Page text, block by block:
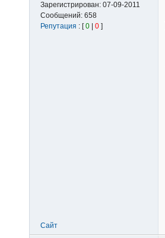
Зарегистрирован: 07-09-2011
Сообщений: 658
Репутация : [0 0 ]
Сайт